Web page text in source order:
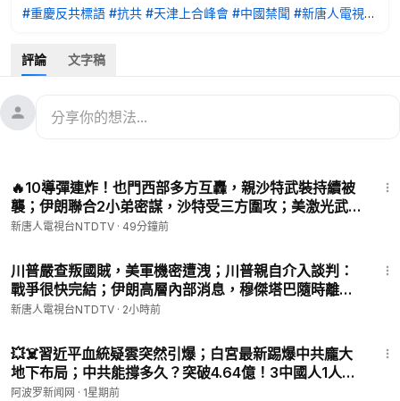
#重慶反共標語 #抗共 #天津上合峰會 #中國禁聞 #新唐人電視台
「美源皂禮盒（2枚裝）」任您選。多買多送。🔗點擊訂購👉🏻
ps://puritang.com
中共在九三閱兵前召開上合組織會議。俄羅斯、印度、伊朗等國
領導人出席。外界關注邪惡軸心各自的圖謀，尤其是中立國印度
斯，推翻共產黨暴政」等口號。行動發起者戚洪講述他策划行動
的內情和個人經歷。
精選推薦：
議長遇刺身亡，兇手在逃；重慶驚現巨型反共標語，勇士親筆信
曝光；國際舞台高歌築夢，新唐人聲樂大賽衝刺。
https://www.youtube.com/watch?v=TBsKBzSOza8&list=PLaF
中共去年在太平洋軍演，耗資210億美元；德州新法將生效，嚴
厲處罰跨國鎮壓；北京閱兵召集「反西方軸心」， 與美爭霸？中
共拒絕裁核談判，加速增長核武庫；時隔9年，美參議院軍委會
評論 文字稿
🔥10導彈連炸！也門西部多方互轟，親沙特武裝持續被
襲；伊朗聯合2小弟密謀，沙特受三方圍攻；美激光武
器終於來了！伊朗石油島破紀錄斷出口一週，狂損9億
新唐人電視台NTDTV · 49分鐘前
川普嚴查叛國賊，美軍機密遭洩；川普親自介入談判：
戰爭很快完結；伊朗高層內部消息，穆傑塔巴隨時離
世；赴美生子路斷；中製路由器後門，每35秒「送中」
新唐人電視台NTDTV · 2小時前
💥☠️習近平血統疑雲突然引爆；白宮最新踢爆中共龐大
地下布局；中共能撐多久？突破4.64億！3中國人1人
「三退」【#熱點直擊 #深度 #阿波羅網 C】
阿波罗新闻网 · 1星期前